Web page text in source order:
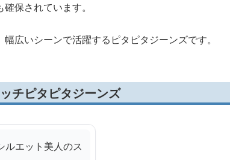
保されています。
広いシーンで活躍するピタピタジーンズです。
チピタピタジーンズ